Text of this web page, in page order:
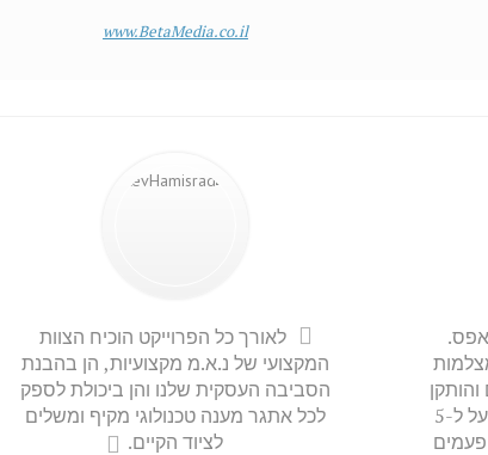
www.BetaMedia.co.il
על ידם. אנחנו עובדים איתם כבר מעל ל-5
לאורך כל הפרוייקט הוכיח הצוות
המקצועי של נ.א.מ מקצועיות, הן בהבנת
הסביבה העסקית שלנו והן ביכולת לספק
לכל אתגר מענה טכנולוגי מקיף ומשלים
לציוד הקיים.